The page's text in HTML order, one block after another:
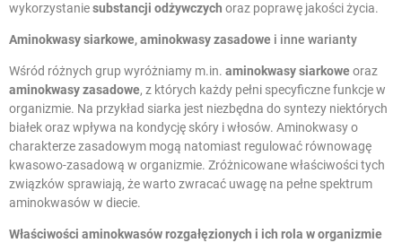
wykorzystaniesubstancji odżywczych oraz poprawę jakości życia.
Aminokwasy siarkowe,aminokwasy zasadowe i inne warianty
Wśród różnych grup wyróżniamy m.in. aminokwasy siarkoweoraz
aminokwasy zasadowe, z których każdy pełni specyficzne funkcje w
organizmie. Na przykład siarka jest niezbędna do syntezy niektórych
białek oraz wpływa na kondycję skóry i włosów. Aminokwasy o
charakterze zasadowym mogą natomiast regulować równowagę
kwasowo-zasadową w organizmie. Zróżnicowane właściwości tych
związków sprawiają, że warto zwracać uwagę na pełne spektrum
aminokwasów w diecie.
Właściwości aminokwasów rozgałęzionych i ich rola w organizmie